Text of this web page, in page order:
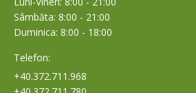
Sâmbăta: 8:00 - 21:00
Duminica: 8:00 - 18:00
Telefon:
+40.372.711.968